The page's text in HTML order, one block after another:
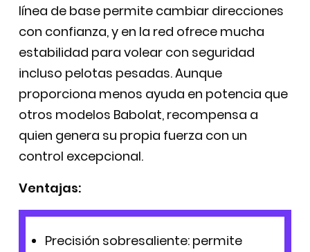
línea de base permite cambiar direcciones
con confianza, y en la red ofrece mucha
estabilidad para volear con seguridad
incluso pelotas pesadas. Aunque
proporciona menos ayuda en potencia que
otros modelos Babolat, recompensa a
quien genera su propia fuerza con un
control excepcional.
Ventajas:
Precisión sobresaliente: permite